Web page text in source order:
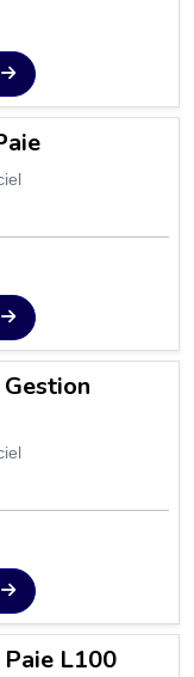
L100